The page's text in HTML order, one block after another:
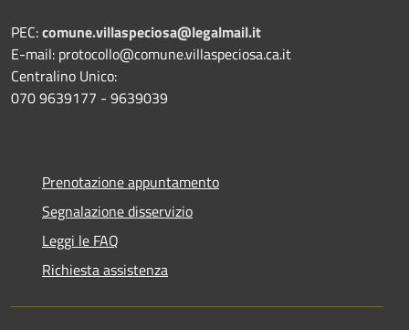
PEC:comune.villaspeciosa@legalmail.it
E-mail: protocollo@comune.villaspeciosa.ca.it
Centralino Unico:
070 9639177 - 9639039
Prenotazione appuntamento
Segnalazione disservizio
Leggi le FAQ
Richiesta assistenza